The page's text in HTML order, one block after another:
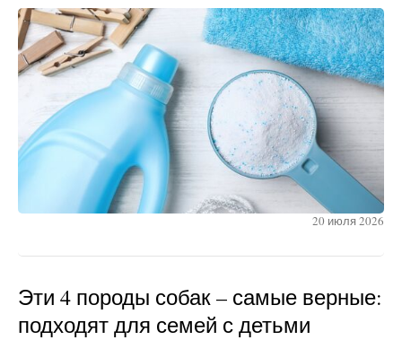
20 июля 2026
Эти 4 породы собак – самые верные:
подходят для семей с детьми